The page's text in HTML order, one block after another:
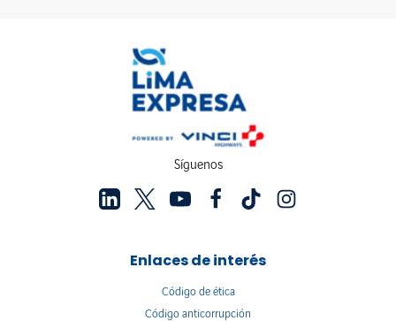
Síguenos
Enlaces de interés
Código de ética
Código anticorrupción